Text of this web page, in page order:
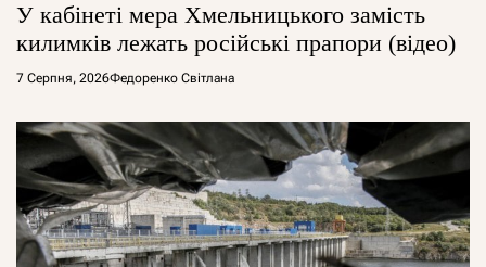
У кабінеті мера Хмельницького замість
килимків лежать російські прапори (відео)
7 Серпня, 2026Федоренко Світлана